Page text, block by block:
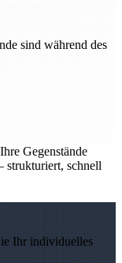
sind während des
Gegenstände
strukturiert, schnell
Ihr individuelles